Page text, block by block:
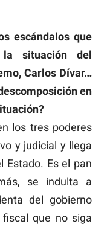
escándalos que
situación del
Carlos Dívar…
en
los tres poderes
y judicial y llega
Estado. Es el pan
se indulta a
del gobierno
que no siga